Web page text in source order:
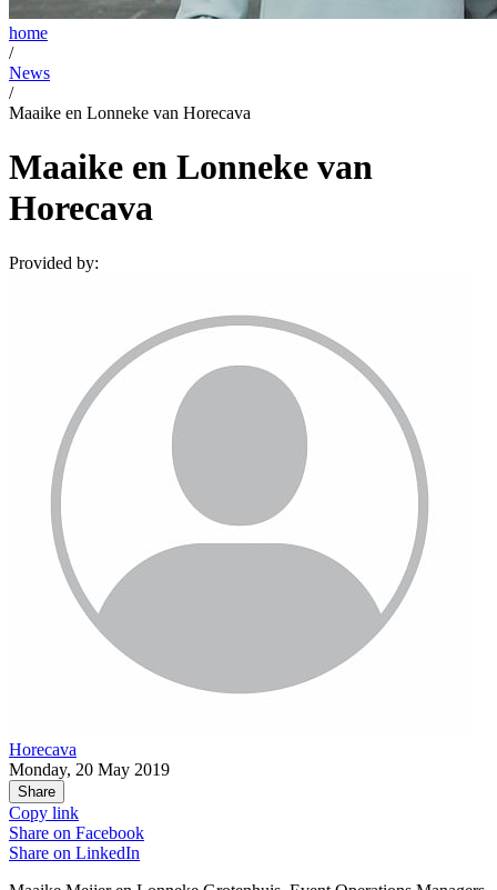
home
/
News
/
Maaike en Lonneke van Horecava
Maaike en Lonneke van
Horecava
Provided by:
Horecava
Monday, 20 May 2019
Share
Copy link
Share on Facebook
Share on LinkedIn